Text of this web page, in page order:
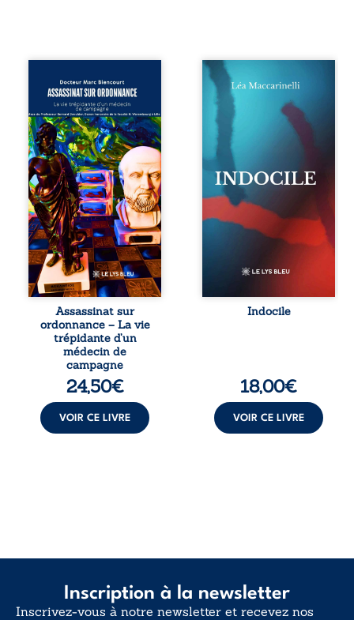
ordonnance – La
vie trépidante
d’un médecin de
campagne est la
réédition enrichie
et actualisée du
témoignage du
Docteur Marc
Biencourt, ancien
médecin de
famille, qui revient
sur son parcours
médical, syndical
et ordinal. Depuis
septembre 2013, il
raconte le long
combat qui l’a
conduit à être
écarté du corps
médical, malgré
une décision de
première instance
Assassinat sur
ordonnance – La vie
trépidante d’un
médecin de
campagne
24,50€
VOIR CE LIVRE
Quatre parties.
Quatre refus.
Quatre visages
d’une existence en
friction. Entre les
silences qu’on ne
déchiffre pas, les
amours qu’on
dérange, les corps
qu’on administre
et les liens qu’on
sabote, cet
ouvrage parle à
vivent trop fort,
trop vrai, trop tôt.
traversée. Une
langue nue. Une
Indocile
18,00€
VOIR CE LIVRE
Inscription à la newsletter
Inscrivez-vous à notre newsletter et recevez nos